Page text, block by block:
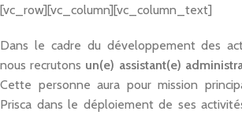
[vc_row][vc_column][vc_column_text]
Dans le cadre du développement des
nous recrutons un(e) assistant(e)
Cette personne aura pour mission
Prisca dans le déploiement de ses